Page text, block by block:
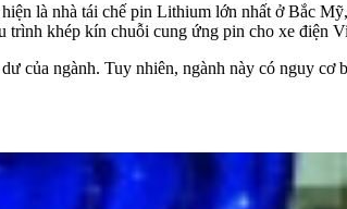
là nhà tái chế pin Lithium lớn nhất ở Bắc
khép kín chuỗi cung ứng pin cho xe điện
của ngành. Tuy nhiên, ngành này có nguy cơ